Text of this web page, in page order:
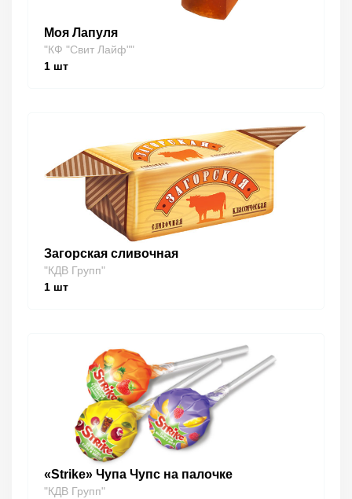
Моя Лапуля
"КФ "Свит Лайф""
1 шт
Загорская сливочная
"КДВ Групп"
1 шт
«Strike» Чупа Чупс на палочке
"КДВ Групп"